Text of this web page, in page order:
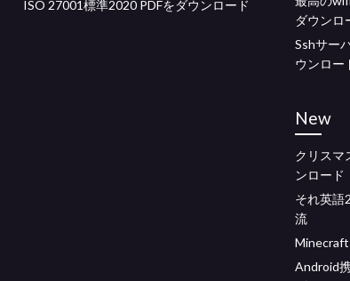
ISO 27001標準2020 PDFをダウンロード
ダウンロ
Sshサー
ウンロー
New
クリスマ
ンロード
それ英語
流
Android